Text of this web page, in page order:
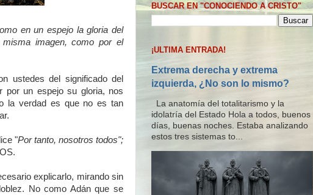
en un espejo la gloria del
imagen, como por el
ustedes del significado del
por un espejo su gloria, nos
la verdad es que no es tan
"Por tanto, nosotros todos";
explicarlo, mirando sin
No como Adán que se
BUSCAR EN "CONOCIENDO A CRISTO"
¡ULTIMA ENTRADA!
Extrema derecha y extrema
izquierda, ¿No son lo mismo?
La anatomía del totalitarismo y la
idolatría del Estado Hola a todos, buenos
días, buenas noches. Estaba analizando
estos tres sistemas to...